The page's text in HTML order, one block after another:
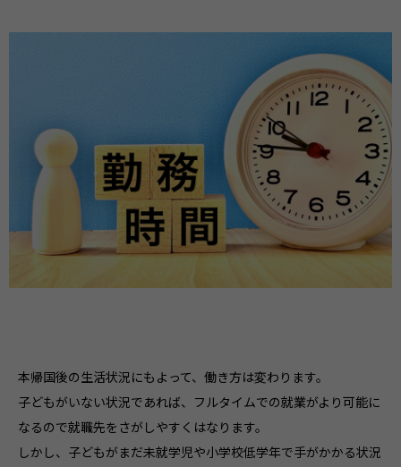
本帰国後の生活状況にもよって、働き方は変わります。
子どもがいない状況であれば、フルタイムでの就業がより可能に
なるので就職先をさがしやすくはなります。
しかし、子どもがまだ未就学児や小学校低学年で手がかかる状況